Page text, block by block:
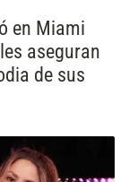
en Miami
aseguran
de sus